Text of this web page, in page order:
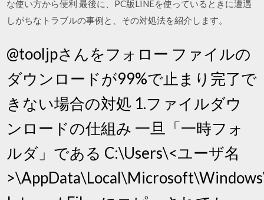
な使い方から便利 最後に、PC版LINEを使っているときに遭遇
しがちなトラブルの事例と、その対処法を紹介します。
@tooljpさんをフォロー ファイルの
ダウンロードが99%で止まり完了で
きない場合の対処 1.ファイルダウ
ンロードの仕組み 一旦「一時フォ
ルダ」である C:\Users\<ユーザ名